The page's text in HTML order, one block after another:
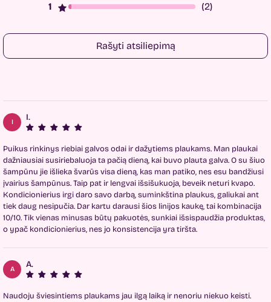
(2)
Rašyti atsiliepimą
I I.
Puikus rinkinys riebiai galvos odai ir dažytiems plaukams. Man plaukai
dažniausiai susiriebaluoja ta pačią dieną, kai buvo plauta galva. O su šiuo
šampūnu jie išlieka švarūs visa dieną, kas man patiko, nes esu bandžiusi
įvairius šampūnus. Taip pat ir lengvai išsišukuoja, beveik neturi kvapo.
Kondicionierius irgi daro savo darbą, suminkština plaukus, galiukai ant
tiek daug nesipučia. Dar kartu darausi šios linijos kaukę, tai kombinacija
10/10. Tik vienas minusas būtų pakuotės, sunkiai išsispaudžia produktas,
o ypač kondicionierius, nes jo konsistencija yra tiršta.
A A.
Naudoju šviesintiems plaukams jau ilgą laiką ir nenoriu niekuo keisti.